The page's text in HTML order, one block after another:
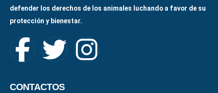
defender los derechos de los animales luchando a favor de su
protección y bienestar.
CONTACTOS